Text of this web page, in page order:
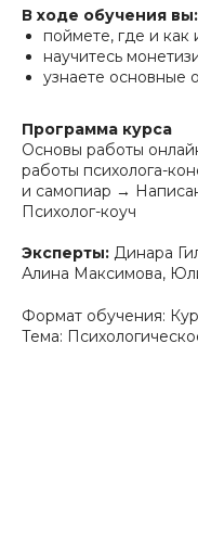
В ходе обучения вы:
поймете, где и как
научитесь
узнаете основные
Программа курса
Основы работы
работы психолога-
и самопиар →
Психолог-коуч
Эксперты: Динара
Алина Максимова,
Формат обучения:
Тема: